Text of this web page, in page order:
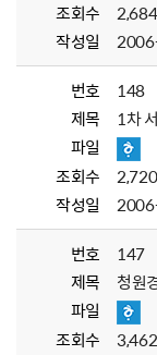
조회수
2,684
작성일
번호
148
제목
1차
파일
조회수
2,720
작성일
번호
147
제목
청원
파일
조회수
3,462